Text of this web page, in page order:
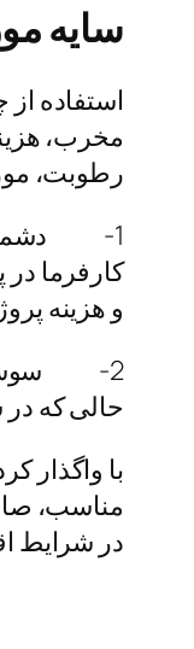
سایه
استفاده
مخرب،
رطوبت،
1- دشمن
کارفرما
و هزینه
2- سوسک
حالی که
با واگذار
مناسب،
در شرایط